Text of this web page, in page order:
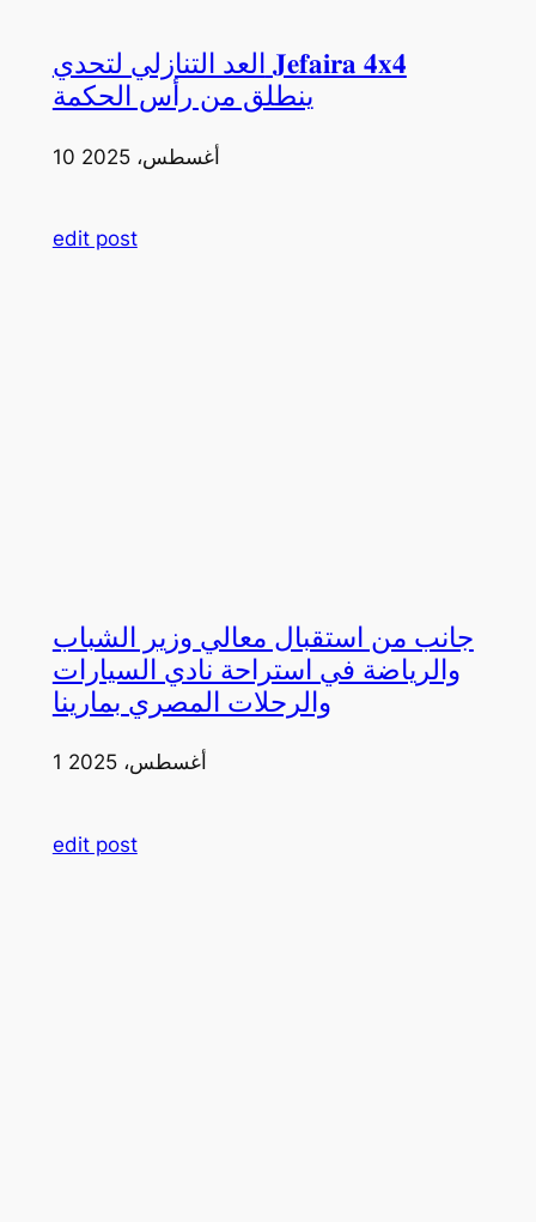
العد التنازلي لتحدي 𝐉𝐞𝐟𝐚𝐢𝐫𝐚 𝟒𝐱𝟒
ينطلق من رأس الحكمة
10 أغسطس، 2025
edit post
جانب من استقبال معالي وزير الشباب
والرياضة في استراحة نادي السيارات
والرحلات المصري بمارينا
1 أغسطس، 2025
edit post